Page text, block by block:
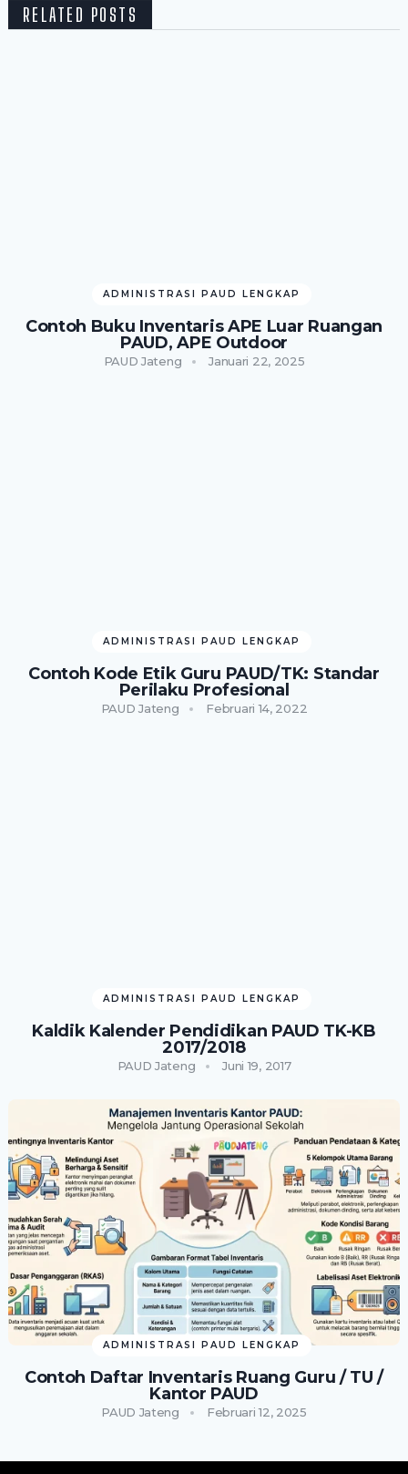
RELATED POSTS
ADMINISTRASI PAUD LENGKAP
Contoh Buku Inventaris APE Luar Ruangan
PAUD, APE Outdoor
PAUD Jateng Januari 22, 2025
ADMINISTRASI PAUD LENGKAP
Contoh Kode Etik Guru PAUD/TK: Standar
Perilaku Profesional
PAUD Jateng Februari 14, 2022
ADMINISTRASI PAUD LENGKAP
Kaldik Kalender Pendidikan PAUD TK-KB
2017/2018
PAUD Jateng Juni 19, 2017
ADMINISTRASI PAUD LENGKAP
Contoh Daftar Inventaris Ruang Guru / TU /
Kantor PAUD
PAUD Jateng Februari 12, 2025